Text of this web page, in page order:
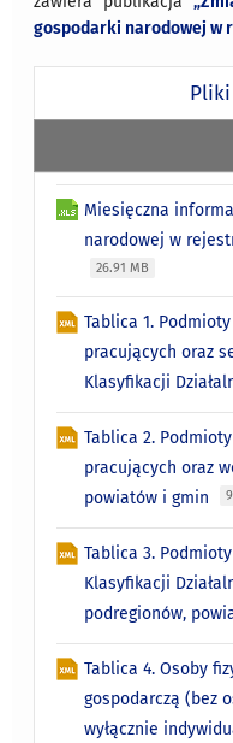
gospodarki narodowej w
Miesięczna
narodowej w
26.91 MB
Tablica 1.
pracujących oraz
Klasyfikacji
Tablica 2.
pracujących oraz
powiatów i gmin
Tablica 3.
Klasyfikacji
podregionów,
Tablica 4. Osoby
gospodarczą (bez
wyłącznie